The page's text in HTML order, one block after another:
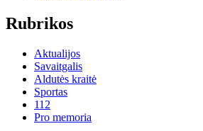
Rubrikos
Aktualijos
Savaitgalis
Aldutės kraitė
Sportas
112
Pro memoria